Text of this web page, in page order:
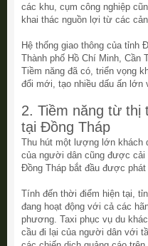
các khu, cụm công nghiệp
khai thác nguồn lợi từ các
Hệ thống giao thông của tỉnh
Thành phố Hồ Chí Minh, Cần
Tiềm năng đã có, triển vọng
đổi mới, tạo nhiều dấu ấn lớn
2. Tiềm năng từ thị
tại Đồng Tháp
Thu hút một lượng lớn khách
của người dân cũng được cải
Đồng Tháp bắt đầu được phát
Tính đến thời điểm hiện tại,
đang hoạt động với cả các
phương. Taxi phục vụ du
cầu đi lại của người dân với